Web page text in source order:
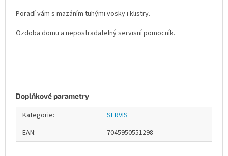
Poradí vám s mazáním tuhými vosky i klistry.
Ozdoba domu a nepostradatelný servisní pomocník.
Doplňkové parametry
Kategorie:
SERVIS
EAN: 7045950551298